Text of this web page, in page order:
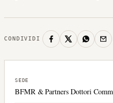
CONDIVIDI
SEDE
BFMR & Partners Dottori